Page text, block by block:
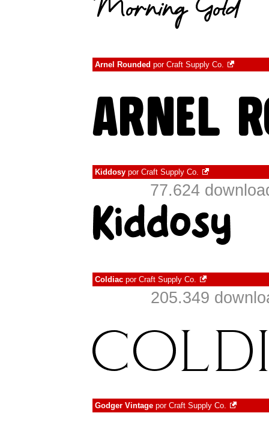
Arnel Rounded por Craft Supply Co.
Kiddosy por Craft Supply Co.
77.624
Coldiac por Craft Supply Co.
205.349
Godger Vintage por Craft Supply Co.